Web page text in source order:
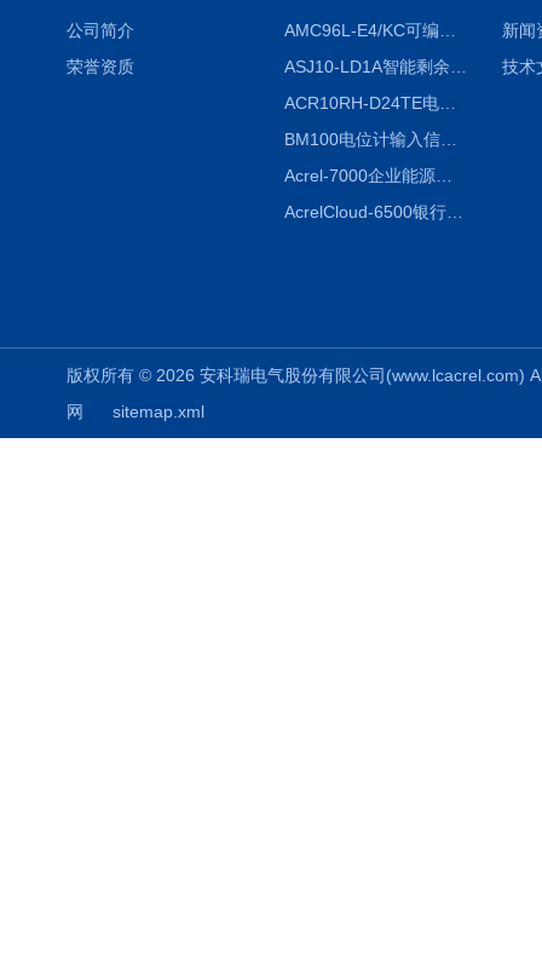
公司简介
荣誉资质
AMC96L-E4/KC可编程智能电测表多功能表
ASJ10-LD1A智能剩余电流继电器厂家
ACR10RH-D24TE电力仪表外置开口式互感器
BM100电位计输入信号隔离器
Acrel-7000企业能源管控平台
AcrelCloud-6500银行业安全用电能耗云平台
新闻
技术
版权所有 © 2026 安科瑞电气股份有限公司
网
sitemap.xml